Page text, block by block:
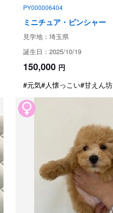
PY000006404
ミニチュア・ピンシャー
見学地：埼玉県
誕生日：2025/10/19
150,000 円
#元気#人懐っこい#甘えん坊